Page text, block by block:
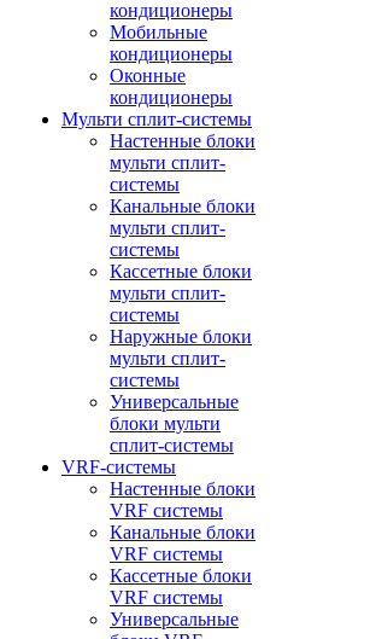
кондиционеры
Мобильные
кондиционеры
Оконные
кондиционеры
Мульти сплит-системы
Настенные блоки
мульти сплит-
системы
Канальные блоки
мульти сплит-
системы
Кассетные блоки
мульти сплит-
системы
Наружные блоки
мульти сплит-
системы
Универсальные
блоки мульти
сплит-системы
VRF-системы
Настенные блоки
VRF системы
Канальные блоки
VRF системы
Кассетные блоки
VRF системы
Универсальные